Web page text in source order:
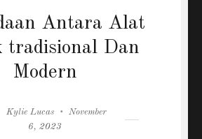
Antara Alat
tradisional Dan
Modern
Author
Kylie Lucas
Posted
November
6, 2023